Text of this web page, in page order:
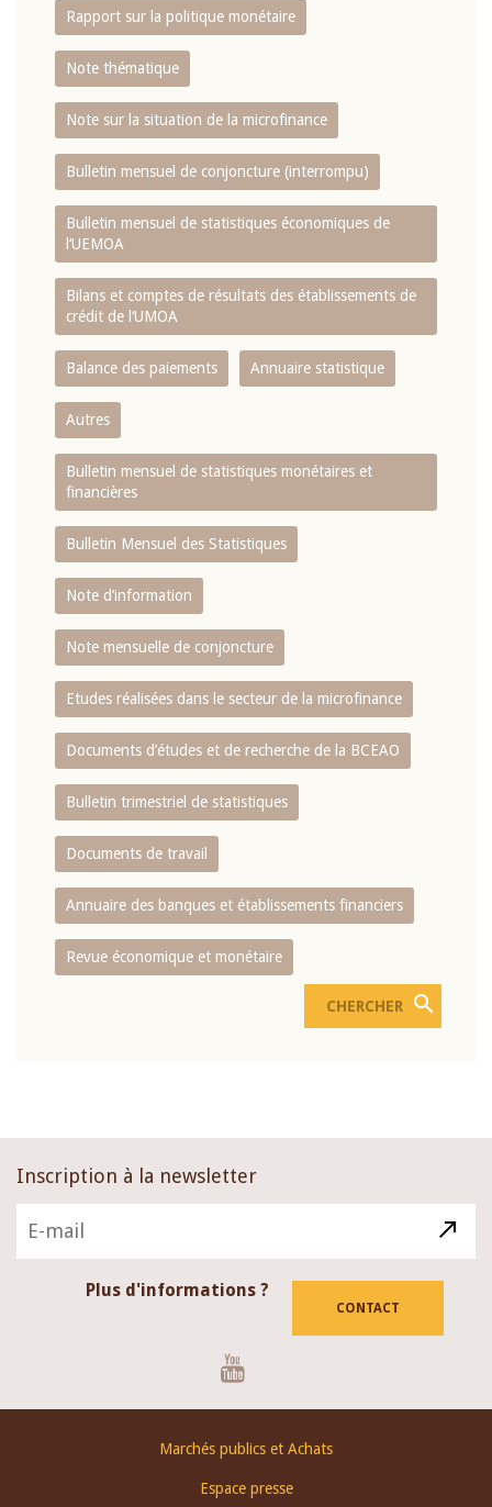
Rapport sur la politique monétaire
Note thématique
Note sur la situation de la microfinance
Bulletin mensuel de conjoncture (interrompu)
Bulletin mensuel de statistiques économiques de
l‘UEMOA
Bilans et comptes de résultats des établissements de
crédit de l‘UMOA
Balance des paiements Annuaire statistique
Autres
Bulletin mensuel de statistiques monétaires et
financières
Bulletin Mensuel des Statistiques
Note d’information
Note mensuelle de conjoncture
Etudes réalisées dans le secteur de la microfinance
Documents d’études et de recherche de la BCEAO
Bulletin trimestriel de statistiques
Documents de travail
Annuaire des banques et établissements financiers
Revue économique et monétaire
Inscription à la newsletter
Plus d'informations ?
CONTACT
Marchés publics et Achats
Espace presse